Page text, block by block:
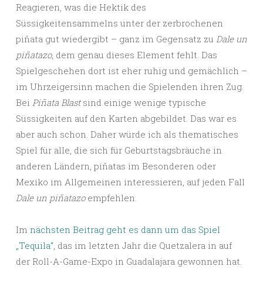
Reagieren, was die Hektik des
Süssigkeitensammelns unter der zerbrochenen
piñata gut wiedergibt – ganz im Gegensatz zu Dale un
piñatazo, dem genau dieses Element fehlt. Das
Spielgeschehen dort ist eher ruhig und gemächlich –
im Uhrzeigersinn machen die Spielenden ihren Zug.
Bei Piñata Blastsind einige wenige typische
Süssigkeiten auf den Karten abgebildet. Das war es
aber auch schon. Daher würde ich als thematisches
Spiel für alle, die sich für Geburtstagsbräuche in
anderen Ländern, piñatas im Besonderen oder
Mexiko im Allgemeinen interessieren, auf jeden Fall
Dale un piñatazoempfehlen.
Im nächsten Beitrag geht es dann um das Spiel
„Tequila“ , das im letzten Jahr die Quetzalera in auf
der Roll-A-Game-Expo in Guadalajara gewonnen hat.